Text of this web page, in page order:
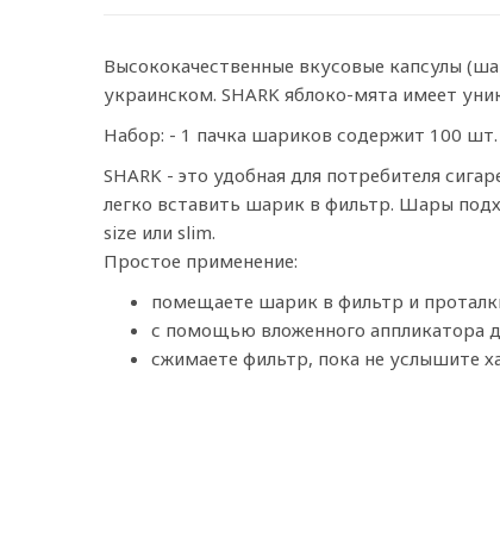
Высококачественные вкусовые капсулы
украинском. SHARK яблоко-мята имеет
Набор: - 1 пачка шариков содержит 100 шт.
SHARK - это удобная для потребителя
легко вставить шарик в фильтр. Шары
size или slim.
Простое применение:
помещаете шарик в фильтр и
с помощью вложенного аппликатора
сжимаете фильтр, пока не услышите